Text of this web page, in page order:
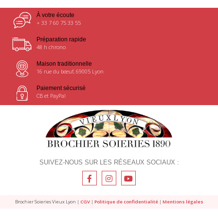
À votre écoute
+ 33 7 60 75 33 55
Préparation rapide
48 h chrono
Maison traditionnelle
16 rue du bœuf, 69005 Lyon
Paiement sécurisé
CB et PayPal
SUIVEZ-NOUS SUR LES RÉSEAUX SOCIAUX :
Brochier Soieries Vieux Lyon | CGV| Politique de confidentialité| Mentions légales